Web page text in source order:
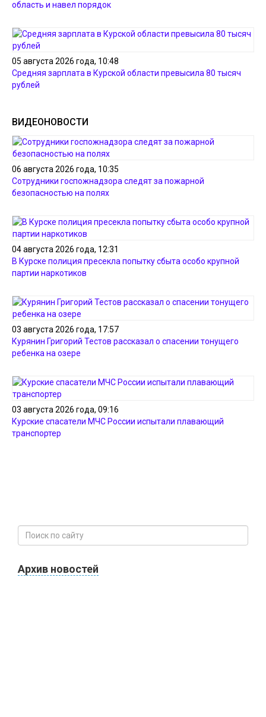
область и навел порядок
05 августа 2026 года, 10:48
Средняя зарплата в Курской области превысила 80 тысяч
рублей
ВИДЕОНОВОСТИ
06 августа 2026 года, 10:35
Сотрудники госпожнадзора следят за пожарной
безопасностью на полях
04 августа 2026 года, 12:31
В Курске полиция пресекла попытку сбыта особо крупной
партии наркотиков
03 августа 2026 года, 17:57
Курянин Григорий Тестов рассказал о спасении тонущего
ребенка на озере
03 августа 2026 года, 09:16
Курские спасатели МЧС России испытали плавающий
транспортер
Архив новостей